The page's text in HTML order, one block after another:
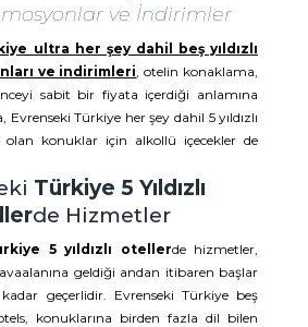
ve İndirimler
ultra her şey dahil beş yıldızlı
ve indirimleri , otelin konaklama,
sabit bir fiyata içerdiği anlamına
Türkiye her şey dahil 5 yıldızlı
konuklar için alkollü içecekler de
Türkiye 5 Yıldızlı
de Hizmetler
5 yıldızlı otellerde hizmetler,
geldiği andan itibaren başlar
geçerlidir. Evrenseki Türkiye beş
konuklarına birden fazla dil bilen